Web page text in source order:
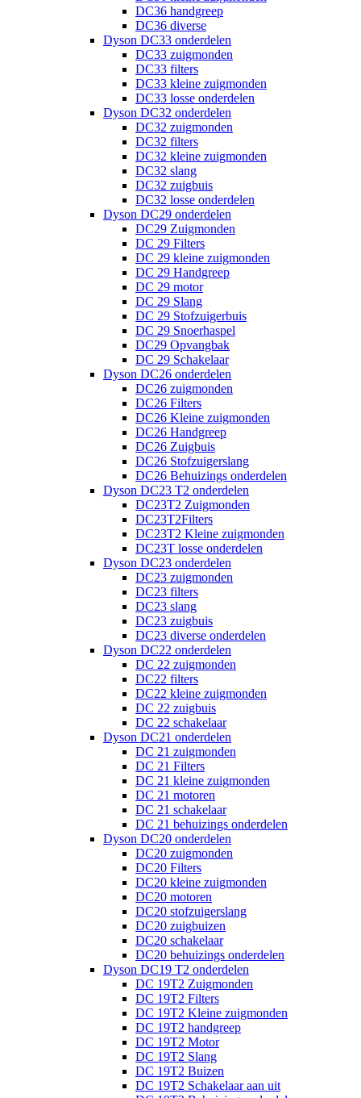
DC36 handgreep
DC36 diverse
Dyson DC33 onderdelen
DC33 zuigmonden
DC33 filters
DC33 kleine zuigmonden
DC33 losse onderdelen
Dyson DC32 onderdelen
DC32 zuigmonden
DC32 filters
DC32 kleine zuigmonden
DC32 slang
DC32 zuigbuis
DC32 losse onderdelen
Dyson DC29 onderdelen
DC29 Zuigmonden
DC 29 Filters
DC 29 kleine zuigmonden
DC 29 Handgreep
DC 29 motor
DC 29 Slang
DC 29 Stofzuigerbuis
DC 29 Snoerhaspel
DC29 Opvangbak
DC 29 Schakelaar
Dyson DC26 onderdelen
DC26 zuigmonden
DC26 Filters
DC26 Kleine zuigmonden
DC26 Handgreep
DC26 Zuigbuis
DC26 Stofzuigerslang
DC26 Behuizings onderdelen
Dyson DC23 T2 onderdelen
DC23T2 Zuigmonden
DC23T2Filters
DC23T2 Kleine zuigmonden
DC23T losse onderdelen
Dyson DC23 onderdelen
DC23 zuigmonden
DC23 filters
DC23 slang
DC23 zuigbuis
DC23 diverse onderdelen
Dyson DC22 onderdelen
DC 22 zuigmonden
DC22 filters
DC22 kleine zuigmonden
DC 22 zuigbuis
DC 22 schakelaar
Dyson DC21 onderdelen
DC 21 zuigmonden
DC 21 Filters
DC 21 kleine zuigmonden
DC 21 motoren
DC 21 schakelaar
DC 21 behuizings onderdelen
Dyson DC20 onderdelen
DC20 zuigmonden
DC20 Filters
DC20 kleine zuigmonden
DC20 motoren
DC20 stofzuigerslang
DC20 zuigbuizen
DC20 schakelaar
DC20 behuizings onderdelen
Dyson DC19 T2 onderdelen
DC 19T2 Zuigmonden
DC 19T2 Filters
DC 19T2 Kleine zuigmonden
DC 19T2 handgreep
DC 19T2 Motor
DC 19T2 Slang
DC 19T2 Buizen
DC 19T2 Schakelaar aan uit